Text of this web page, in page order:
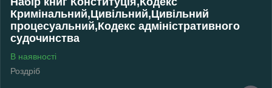
Кримінальний,Цивільний,Цивільний
процесуальний,Кодекс адміністративного
судочинства
В наявності
Роздріб